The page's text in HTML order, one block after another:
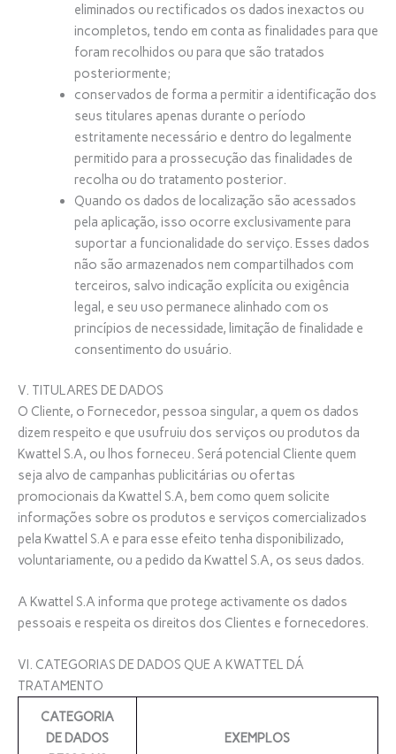
eliminados ou rectificados os dados inexactos ou
incompletos, tendo em conta as finalidades para que
foram recolhidos ou para que são tratados
posteriormente;
conservados de forma a permitir a identificação dos
seus titulares apenas durante o período
estritamente necessário e dentro do legalmente
permitido para a prossecução das finalidades de
recolha ou do tratamento posterior.
Quando os dados de localização são acessados
pela aplicação, isso ocorre exclusivamente para
suportar a funcionalidade do serviço. Esses dados
não são armazenados nem compartilhados com
terceiros, salvo indicação explícita ou exigência
legal, e seu uso permanece alinhado com os
princípios de necessidade, limitação de finalidade e
consentimento do usuário.
V. TITULARES DE DADOS
O Cliente, o Fornecedor, pessoa singular, a quem os dados
dizem respeito e que usufruiu dos serviços ou produtos da
Kwattel S.A, ou lhos forneceu. Será potencial Cliente quem
seja alvo de campanhas publicitárias ou ofertas
promocionais da Kwattel S.A, bem como quem solicite
informações sobre os produtos e serviços comercializados
pela Kwattel S.A e para esse efeito tenha disponibilizado,
voluntariamente, ou a pedido da Kwattel S.A, os seus dados.
A Kwattel S.A informa que protege activamente os dados
pessoais e respeita os direitos dos Clientes e fornecedores.
VI. CATEGORIAS DE DADOS QUE A KWATTEL DÁ
TRATAMENTO
CATEGORIA
DE DADOS
EXEMPLOS